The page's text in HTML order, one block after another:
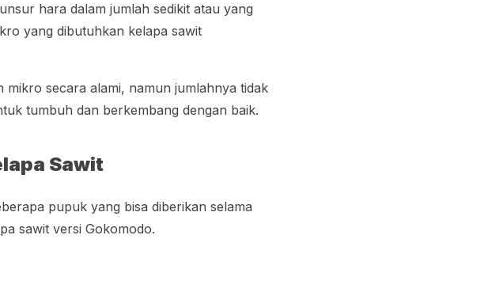
hara dalam jumlah sedikit atau yang
yang dibutuhkan kelapa sawit
secara alami, namun jumlahnya tidak
tumbuh dan berkembang dengan baik.
Sawit
pupuk yang bisa diberikan selama
sawit versi Gokomodo.